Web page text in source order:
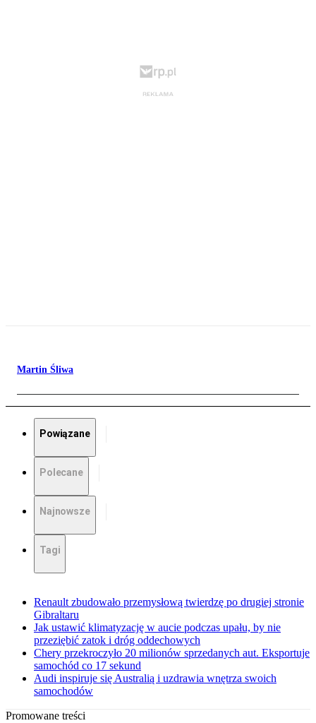
Martin Śliwa
Powiązane
Polecane
Najnowsze
Tagi
Renault zbudowało przemysłową twierdzę po drugiej stronie
Gibraltaru
Jak ustawić klimatyzację w aucie podczas upału, by nie
przeziębić zatok i dróg oddechowych
Chery przekroczyło 20 milionów sprzedanych aut. Eksportuje
samochód co 17 sekund
Audi inspiruje się Australią i uzdrawia wnętrza swoich
samochodów
Promowane treści